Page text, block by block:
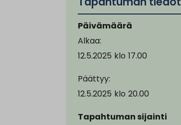
Päivämäärä
Alkaa:
12.5.2025 klo 17.00
Päättyy:
12.5.2025 klo 20.00
Tapahtuman sijainti